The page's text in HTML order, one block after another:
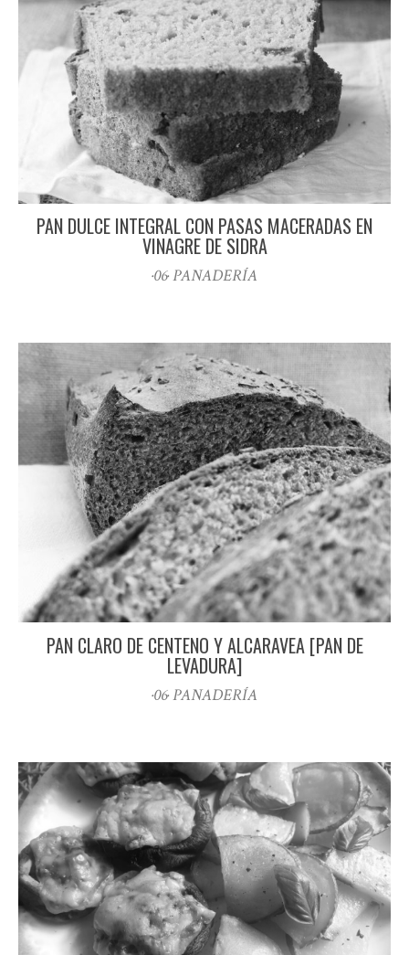
PAN DULCE INTEGRAL CON PASAS MACERADAS EN
VINAGRE DE SIDRA
·06· PANADERÍA
PAN CLARO DE CENTENO Y ALCARAVEA [PAN DE
LEVADURA]
·06· PANADERÍA